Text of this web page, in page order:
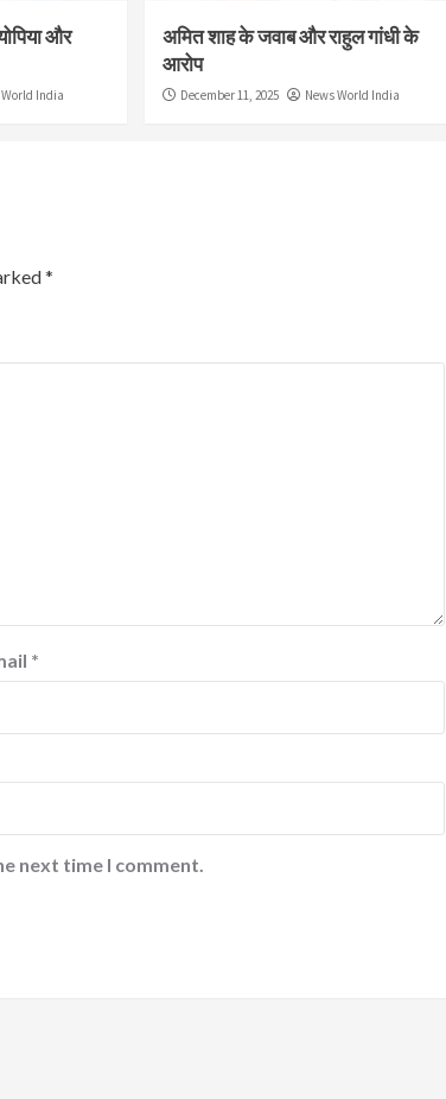
और
World India
अमित शाह के जवाब और राहुल गांधी के
आरोप
December 11, 2025 News World India
*
*
next time I comment.